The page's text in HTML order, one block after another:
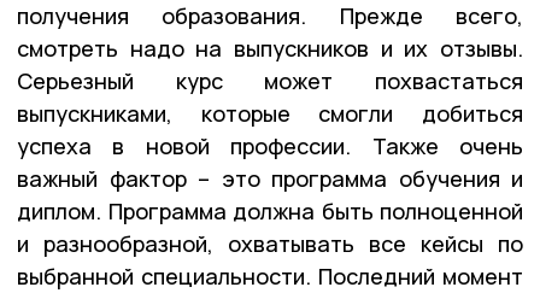
получения образования. Прежде всего,
смотреть надо на выпускников и их отзывы.
Серьезный курс может похвастаться
выпускниками, которые смогли добиться
успеха в новой профессии. Также очень
важный фактор – это программа обучения и
диплом. Программа должна быть полноценной
и разнообразной, охватывать все кейсы по
выбранной специальности. Последний момент